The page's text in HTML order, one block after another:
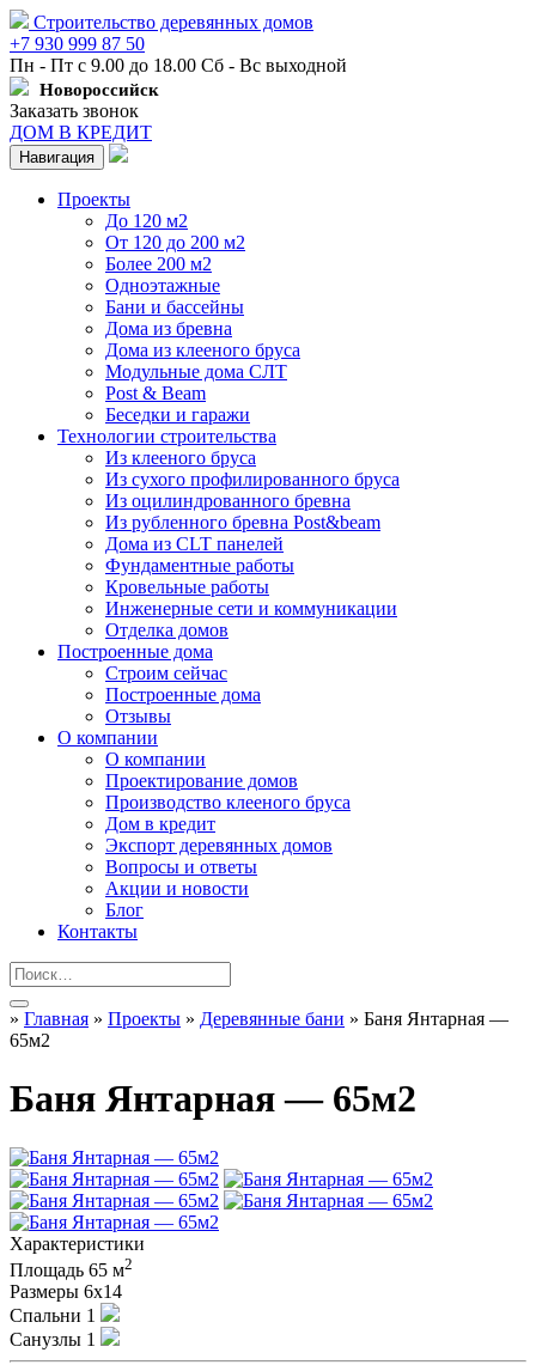
Строительство деревянных домов
+7 930 999 87 50
Пн - Пт с 9.00 до 18.00 Сб - Вс выходной
Новороссийск
Заказать звонок
ДОМ В КРЕДИТ
Навигация
Проекты
До 120 м2
От 120 до 200 м2
Более 200 м2
Одноэтажные
Бани и бассейны
Дома из бревна
Дома из клееного бруса
Модульные дома СЛТ
Post & Beam
Беседки и гаражи
Технологии строительства
Из клееного бруса
Из сухого профилированного бруса
Из оцилиндрованного бревна
Из рубленного бревна Post&beam
Дома из CLT панелей
Фундаментные работы
Кровельные работы
Инженерные сети и коммуникации
Отделка домов
Построенные дома
Строим сейчас
Построенные дома
Отзывы
О компании
О компании
Проектирование домов
Производство клееного бруса
Дом в кредит
Экспорт деревянных домов
Вопросы и ответы
Акции и новости
Блог
Контакты
» Главная » Проекты » Деревянные бани » Баня Янтарная —
65м2
Баня Янтарная — 65м2
Характеристики
Площадь 65 м2
Размеры 6х14
Спальни 1
Санузлы 1